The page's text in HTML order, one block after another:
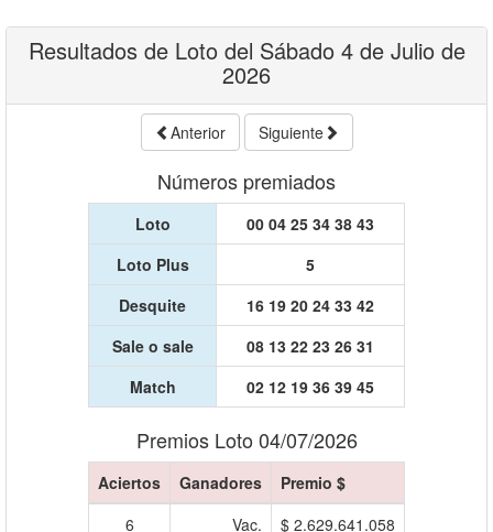
Resultados de Loto del Sábado 4 de Julio de
2026
Anterior Siguiente
Números premiados
Loto
00 04 25 34 38 43
Loto Plus
5
Desquite
16 19 20 24 33 42
Sale o sale
08 13 22 23 26 31
Match
02 12 19 36 39 45
Premios Loto 04/07/2026
Aciertos Ganadores
Premio $
6
Vac.
$ 2.629.641.058